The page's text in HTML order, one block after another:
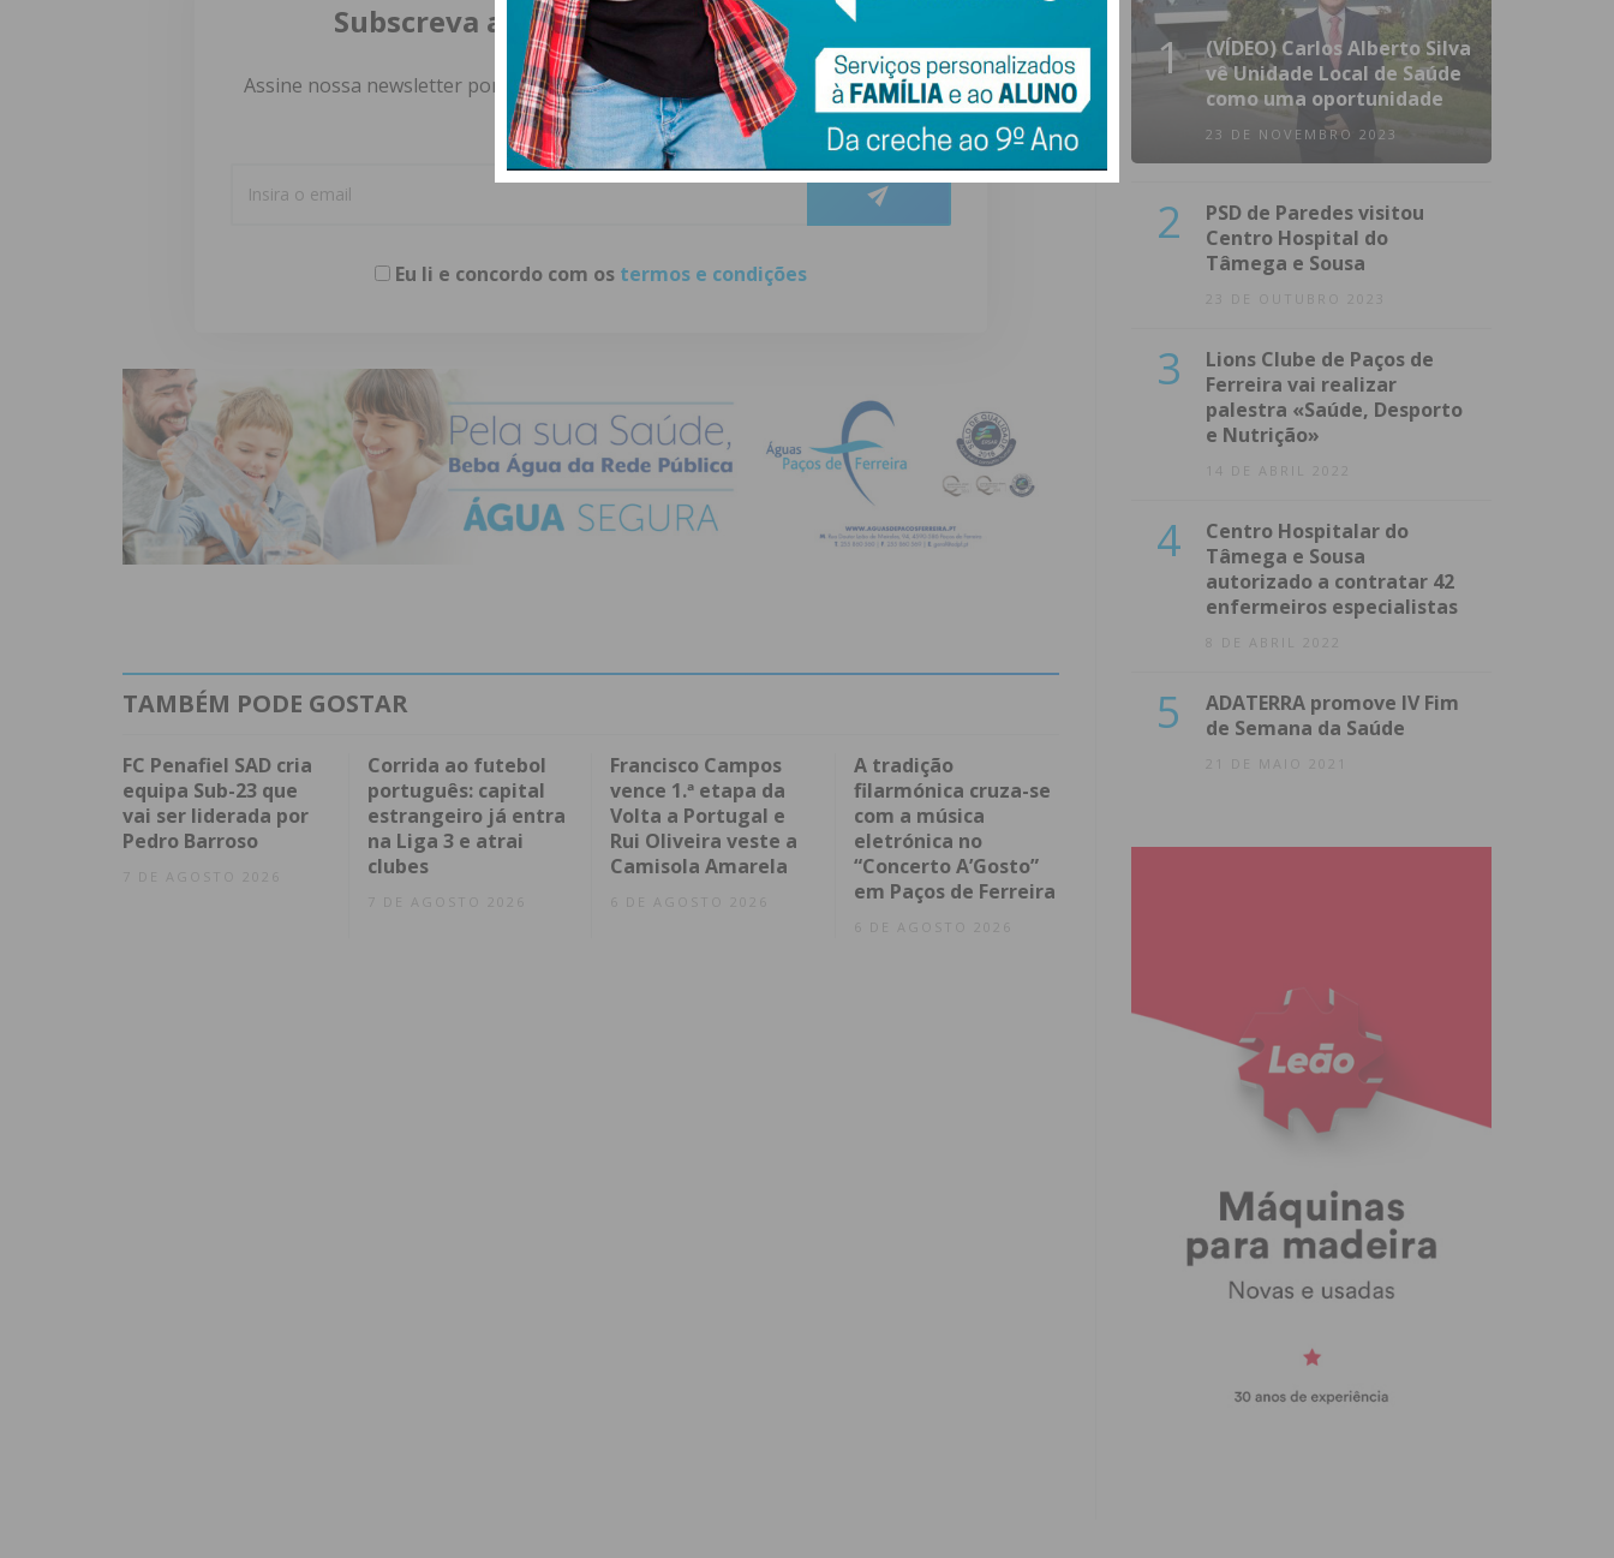
Subscreva a newsletter do Imediato
Assine nossa newsletter por e-mail e obtenha de forma regular a informação
atualizada.
Eu li e concordo com os termos e condições
TAMBÉM PODE GOSTAR
FC Penafiel SAD cria
equipa Sub-23 que
vai ser liderada por
Pedro Barroso
7 DE AGOSTO 2026
Corrida ao futebol
português: capital
estrangeiro já entra
na Liga 3 e atrai
clubes
7 DE AGOSTO 2026
Francisco Campos
vence 1.ª etapa da
Volta a Portugal e
Rui Oliveira veste a
Camisola Amarela
6 DE AGOSTO 2026
A tradição
filarmónica cruza-se
com a música
eletrónica no
“Concerto A’Gosto”
em Paços de Ferreira
6 DE AGOSTO 2026
1
(VÍDEO) Carlos Alberto Silva
vê Unidade Local de Saúde
como uma oportunidade
23 DE NOVEMBRO 2023
2
PSD de Paredes visitou
Centro Hospital do
Tâmega e Sousa
23 DE OUTUBRO 2023
3
Lions Clube de Paços de
Ferreira vai realizar
palestra «Saúde, Desporto
e Nutrição»
14 DE ABRIL 2022
4
Centro Hospitalar do
Tâmega e Sousa
autorizado a contratar 42
enfermeiros especialistas
8 DE ABRIL 2022
5
ADATERRA promove IV Fim
de Semana da Saúde
21 DE MAIO 2021